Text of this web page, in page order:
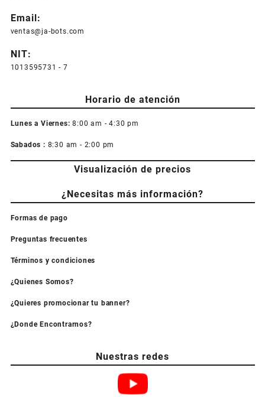
Email:
ventas@ja-bots.com
NIT:
1013595731 - 7
Horario de atención
Lunes a Viernes: 8:00 am - 4:30 pm
Sabados : 8:30 am - 2:00 pm
Visualización de precios
¿Necesitas más información?
Formas de pago
Preguntas frecuentes
Términos y condiciones
¿Quienes Somos?
¿Quieres promocionar tu banner?
¿Donde Encontrarnos?
Nuestras redes